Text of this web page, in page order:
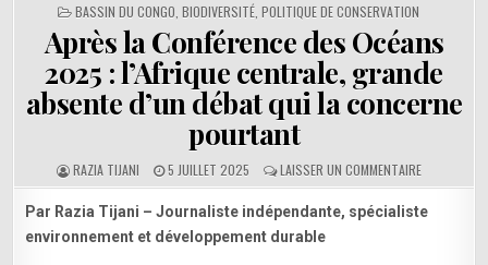
PUBLIÉ
DANS
BASSIN DU CONGO BIODIVERSITÉ POLITIQUE DE CONSERVATION
Après la Conférence des Océans
2025 : l’Afrique centrale, grande
absente d’un débat qui la concerne
pourtant
RAZIA TIJANI 5 JUILLET 2025 LAISSER UN COMMENTAIRESUR
APRÈS
LA
Par Razia Tijani – Journaliste indépendante, spécialiste
environnement et développement durable